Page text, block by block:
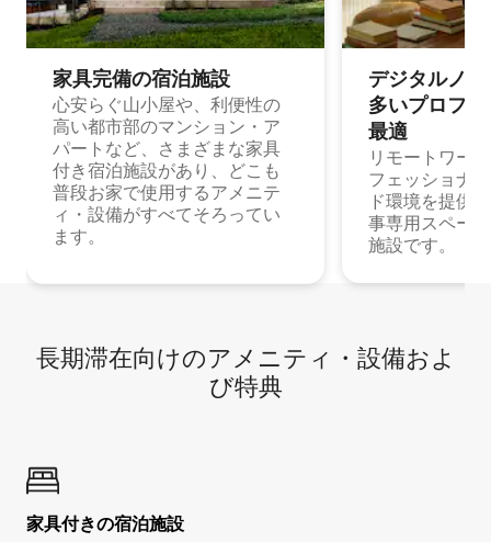
家具完備の宿⁠泊⁠施⁠設
心安らぐ山小屋や、利便性の
高い都市部のマンション・ア
パートなど、さまざまな家具
付き宿泊施設があり、どこも
普段お家で使用するアメニテ
ィ・設備がすべてそろってい
ます。
デジタルノ
多⁠いプ⁠ロ⁠フ⁠
最⁠適
リモートワー
フェッショナ
ド環境を提供
事専用スペー
施設です。
長期滞在向け⁠のア⁠メ⁠ニ⁠テ⁠ィ⁠・設⁠備⁠およ
び特⁠典
家具付き⁠の宿⁠泊⁠施⁠設